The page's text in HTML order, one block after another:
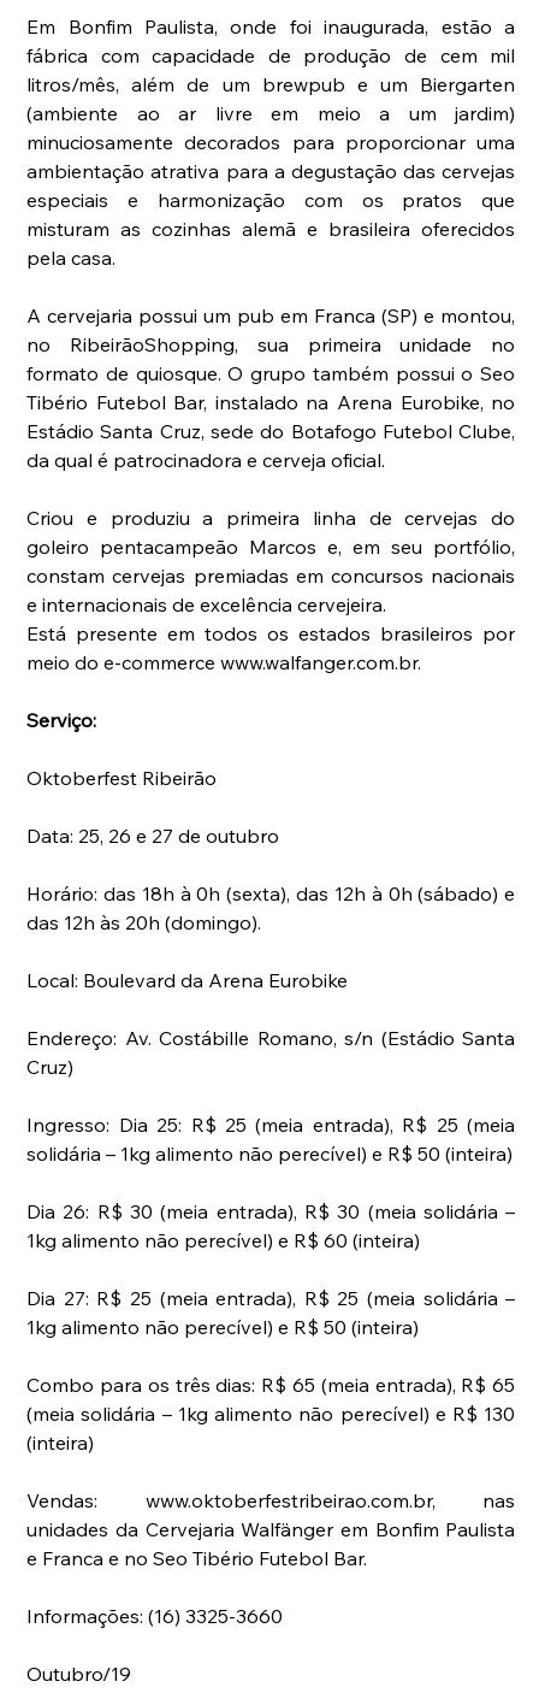
Em Bonfim Paulista, onde foi inaugurada, estão a
fábrica com capacidade de produção de cem mil
litros/mês, além de um brewpub e um Biergarten
(ambiente ao ar livre em meio a um jardim)
minuciosamente decorados para proporcionar uma
ambientação atrativa para a degustação das cervejas
especiais e harmonização com os pratos que
misturam as cozinhas alemã e brasileira oferecidos
pela casa.
A cervejaria possui um pub em Franca (SP) e montou,
no RibeirãoShopping, sua primeira unidade no
formato de quiosque. O grupo também possui o Seo
Tibério Futebol Bar, instalado na Arena Eurobike, no
Estádio Santa Cruz, sede do Botafogo Futebol Clube,
da qual é patrocinadora e cerveja oficial.
Criou e produziu a primeira linha de cervejas do
goleiro pentacampeão Marcos e, em seu portfólio,
constam cervejas premiadas em concursos nacionais
e internacionais de excelência cervejeira.
Está presente em todos os estados brasileiros por
meio do e-commerce www.walfanger.com.br.
Serviço:
Oktoberfest Ribeirão
Data: 25, 26 e 27 de outubro
Horário: das 18h à 0h (sexta), das 12h à 0h (sábado) e
das 12h às 20h (domingo).
Local: Boulevard da Arena Eurobike
Endereço: Av. Costábille Romano, s/n (Estádio Santa
Cruz)
Ingresso: Dia 25: R$ 25 (meia entrada), R$ 25 (meia
solidária – 1kg alimento não perecível) e R$ 50 (inteira)
Dia 26: R$ 30 (meia entrada), R$ 30 (meia solidária –
1kg alimento não perecível) e R$ 60 (inteira)
Dia 27: R$ 25 (meia entrada), R$ 25 (meia solidária –
1kg alimento não perecível) e R$ 50 (inteira)
Combo para os três dias: R$ 65 (meia entrada), R$ 65
(meia solidária – 1kg alimento não perecível) e R$ 130
(inteira)
Vendas: www.oktoberfestribeirao.com.br, nas
unidades da Cervejaria Walfänger em Bonfim Paulista
e Franca e no Seo Tibério Futebol Bar.
Informações: (16) 3325-3660
Outubro/19